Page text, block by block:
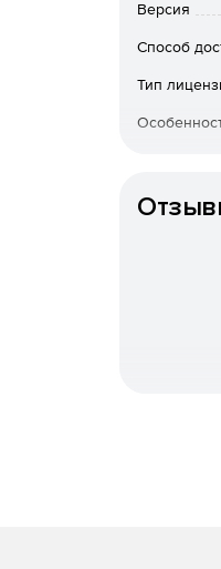
если
Update
Версия
Способ
Тип